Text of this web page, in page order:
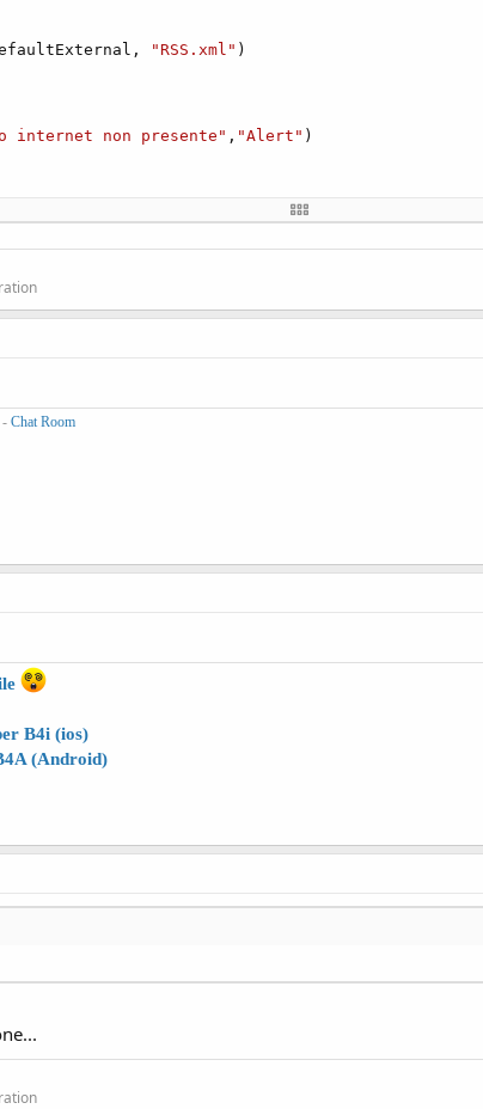
"RSS.xml" )
internet non presente" , "Alert" )
- Chat Room
B4i (ios)
(Android)